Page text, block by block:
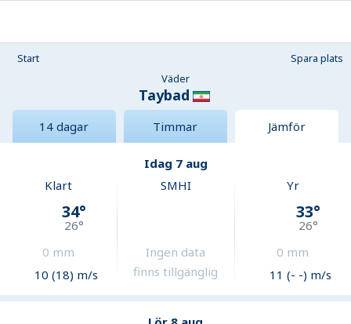
Start
Spara plats
Väder
Taybad
14 dagar Timmar Jämför
Idag 7 aug
Klart
34°
26°
0 mm
10 (18) m/s
SMHI
Ingen data
finns tillgänglig
Yr
33°
26°
0 mm
11 (- -) m/s